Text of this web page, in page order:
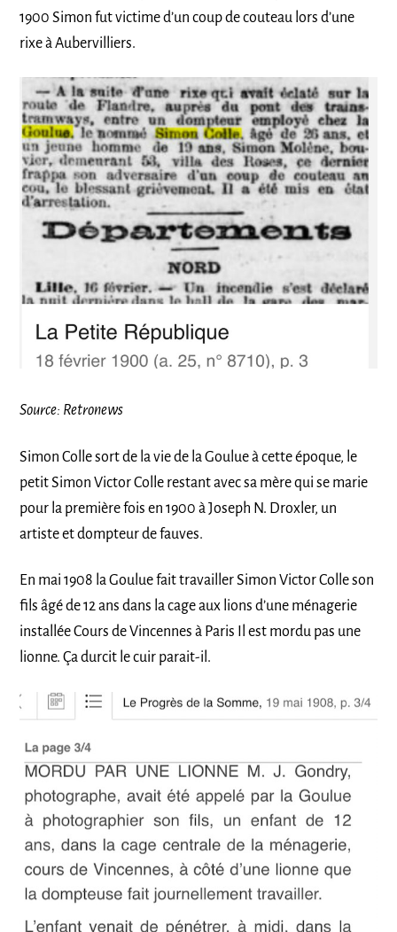
1900 Simon fut victime d’un coup de couteau lors d’une
rixe à Aubervilliers.
Source: Retronews
Simon Colle sort de la vie de la Goulue à cette époque, le
petit Simon Victor Colle restant avec sa mère qui se marie
pour la première fois en 1900 à Joseph N. Droxler, un
artiste et dompteur de fauves.
En mai 1908 la Goulue fait travailler Simon Victor Colle son
fils âgé de 12 ans dans la cage aux lions d’une ménagerie
installée Cours de Vincennes à Paris Il est mordu pas une
lionne. Ça durcit le cuir parait-il.